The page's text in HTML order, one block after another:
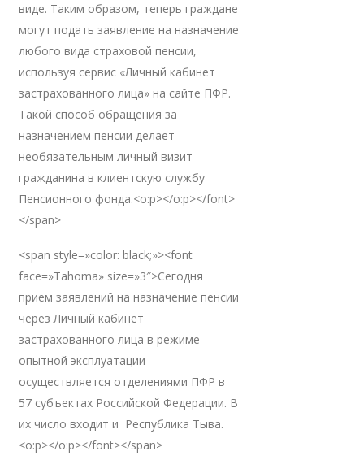
виде. Таким образом, теперь граждане
могут подать заявление на назначение
любого вида страховой пенсии,
используя сервис «Личный кабинет
застрахованного лица» на сайте ПФР.
Такой способ обращения за
назначением пенсии делает
необязательным личный визит
гражданина в клиентскую службу
Пенсионного фонда.<o:p></o:p></font>
</span>
<span style=»color: black;»><font
face=»Tahoma» size=»3″>Сегодня
прием заявлений на назначение пенсии
через Личный кабинет
застрахованного лица в режиме
опытной эксплуатации
осуществляется отделениями ПФР в
57 субъектах Российской Федерации. В
их число входит и Республика Тыва.
<o:p></o:p></font></span>